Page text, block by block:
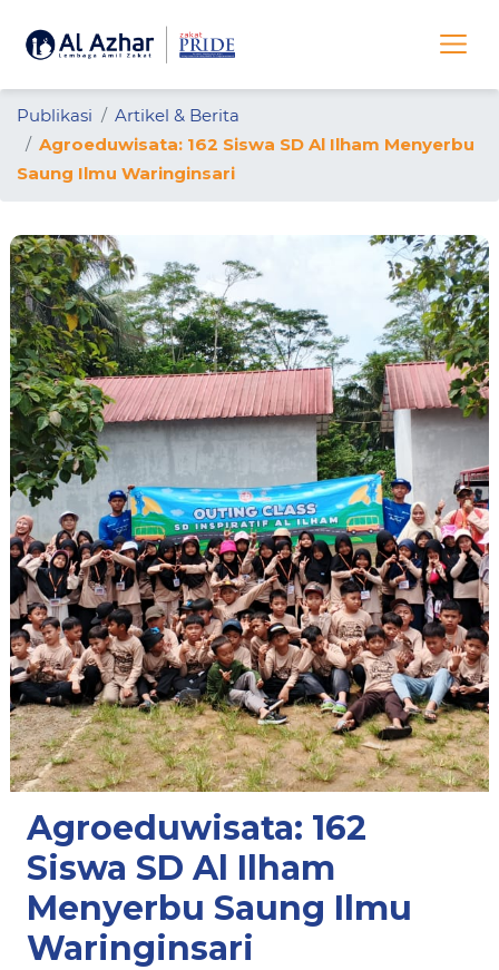
Publikasi
Artikel & Berita
Agroeduwisata: 162 Siswa SD Al Ilham Menyerbu
Saung Ilmu Waringinsari
Agroeduwisata: 162
Siswa SD Al Ilham
Menyerbu Saung Ilmu
Waringinsari